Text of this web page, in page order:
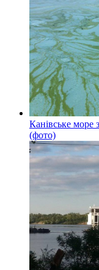
Канівське море
(фото)